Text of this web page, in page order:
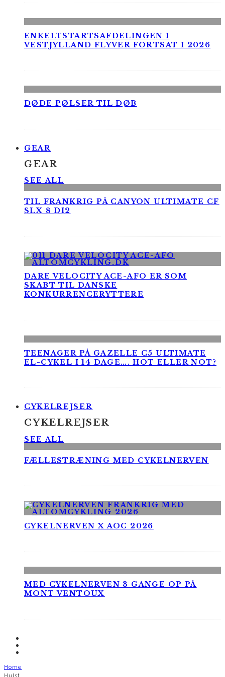
ENKELTSTARTSAFDELINGEN I
VESTJYLLAND FLYVER FORTSAT I 2026
DØDE PØLSER TIL DØB
GEAR
GEAR
SEE ALL
TIL FRANKRIG PÅ CANYON ULTIMATE CF
SLX 8 DI2
DARE VELOCITY ACE-AFO ER SOM
SKABT TIL DANSKE
KONKURRENCERYTTERE
TEENAGER PÅ GAZELLE C5 ULTIMATE
EL-CYKEL I 14 DAGE…. HOT ELLER NOT?
CYKELREJSER
CYKELREJSER
SEE ALL
FÆLLESTRÆNING MED CYKELNERVEN
CYKELNERVEN X AOC 2026
MED CYKELNERVEN 3 GANGE OP PÅ
MONT VENTOUX
Home
Hulst